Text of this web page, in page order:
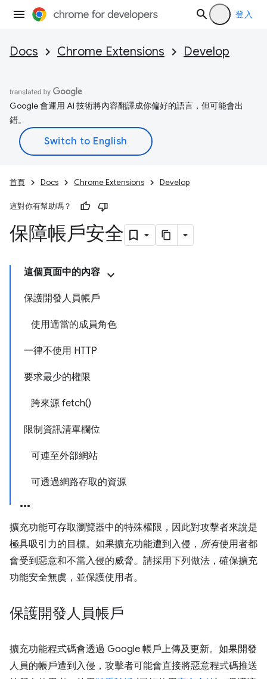
登入
Docs Chrome Extensions Develop
Google 會運用 AI 技術將內容翻譯成你偏好的語言，但可能會出
錯。
首頁 Docs Chrome Extensions Develop
這對你有幫助嗎？
保障帳戶安全
這個頁面中的內容
保護開發人員帳戶
使用適當的成員角色
一律不使用 HTTP
要求最少的權限
跨來源 fetch()
限制資訊清單欄位
可連至外部網站
可透過網路存取的資源
擴充功能可存取瀏覽器中的特殊權限，因此對攻擊者來說是
極具吸引力的目標。如果擴充功能遭到入侵， 所有使用者都
會受到惡意和不當入侵的威脅。請採用下列做法，確保擴充
功能安全無虞，並保護使用者。
保護開發人員帳戶
擴充功能程式碼會透過 Google 帳戶上傳及更新。如果開發
人員的帳戶遭到入侵，攻擊者可能會直接將惡意程式碼推送